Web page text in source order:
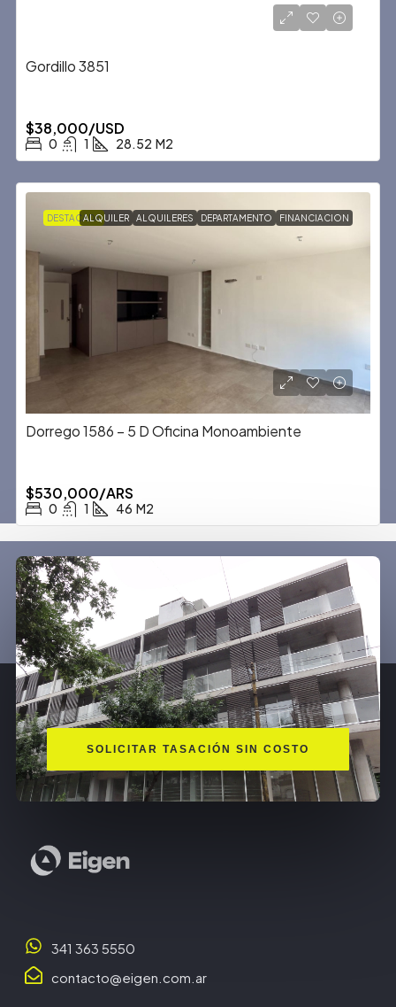
Gordillo 3851
$38,000/USD
0 1 28.52 M2
DESTACADAALQUILER ALQUILERES DEPARTAMENTO FINANCIACION
Dorrego 1586 – 5 D Oficina Monoambiente
$530,000/ARS
0 1 46 M2
SOLICITAR TASACIÓN SIN COSTO
341 363 5550
contacto@eigen.com.ar